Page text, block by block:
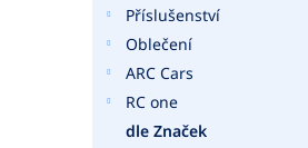
Příslušenství
Oblečení
ARC Cars
RC one
dle Značek